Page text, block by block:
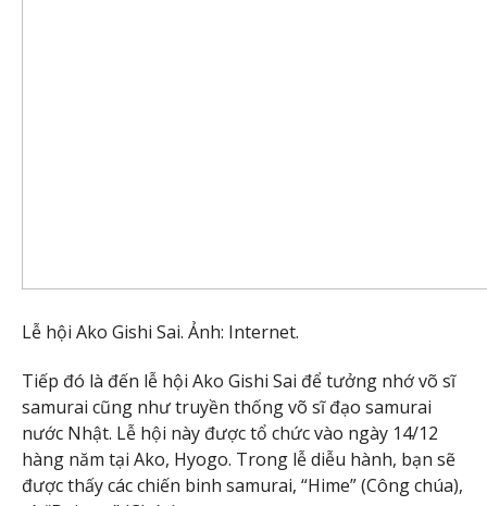
Lễ hội Ako Gishi Sai. Ảnh: Internet.
Tiếp đó là đến lễ hội Ako Gishi Sai để tưởng nhớ võ sĩ
samurai cũng như truyền thống võ sĩ đạo samurai
nước Nhật. Lễ hội này được tổ chức vào ngày 14/12
hàng năm tại Ako, Hyogo. Trong lễ diễu hành, bạn sẽ
được thấy các chiến binh samurai, “Hime” (Công chúa),